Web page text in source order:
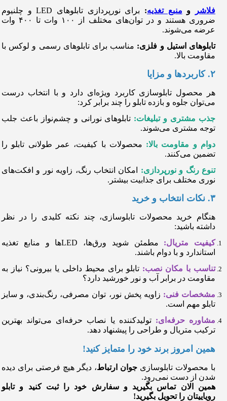
فلاشرو منبع تغذیه:
برای نورپردازی تابلوهای LED و چلنیوم
ضروری هستند و در توان‌های مختلف از ۱۰۰ وات تا ۴۰۰ وات
عرضه می‌شوند.
تابلوهای استیل و فلزی:مناسب برای تابلوهای رسمی و لوکس با
مقاومت بالا.
۲. کاربردها و مزایا
هر محصول تابلوسازی کاربرد ویژه‌ای دارد و با انتخاب درست
می‌توان جلوه و بازده تابلو را چند برابر کرد:
جذب مشتری و تبلیغات:تابلوهای نورانی و چشم‌نواز باعث جلب
توجه مشتری می‌شوند.
دوام و مقاومت بالا:محصولات با کیفیت، عمر طولانی تابلو را
تضمین می‌کنند.
تنوع رنگ و نورپردازی:امکان انتخاب رنگ، زاویه نور و افکت‌های
نوری مختلف برای جذابیت بیشتر.
۳. نکات انتخاب و خرید
هنگام خرید محصولات تابلوسازی، چند نکته کلیدی را در نظر
داشته باشید:
کیفیت متریال:
مطمئن شوید ورق‌ها، LED‌ها و منابع تغذیه
استاندارد و با دوام باشند.
تناسب با مکان نصب:تابلو برای محیط داخلی یا بیرونی؟ نیاز به
مقاومت در برابر آب و نور خورشید دارد؟
مشخصات فنی:زاویه پخش نور، توان مصرفی، رنگ‌بندی، و سایز
تابلو مهم است.
مشاوره حرفه‌ای:تولیدکننده یا نصاب حرفه‌ای می‌تواند بهترین
ترکیب متریال و طراحی را پیشنهاد دهد.
همین امروز برند خود را متمایز کنید!
با محصولات تابلوسازیجوان ارتباط، دیگر هیچ فرصتی برای دیده
شدن از دست نمی‌رود.
همین الان تماس بگیرید و سفارش خود را ثبت کنید و تابلو
رویاییتان را تحویل بگیرید!